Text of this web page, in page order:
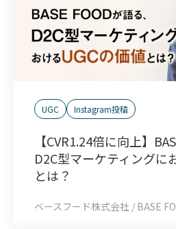
UGC Instagram投稿
【CVR1.24倍に向上】
D2C型マーケティングに
とは？
ベースフード株式会社 / BASE